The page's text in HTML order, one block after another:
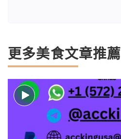
更多美食文章推薦